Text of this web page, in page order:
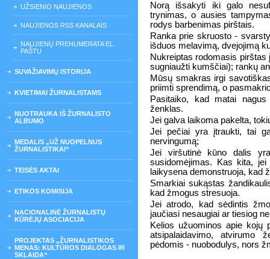
UŽSIENIO NAUJIENOS
NAUJIENOS RSS KANALAIS
NAUJIENŲ PRENUMERATA EL.
PAŠTU
SUVAŽIAVIMŲ ISTORIJA
KVIETIMAI ŽURNALISTAMS
NUOTRAUKA IŠ ŽURNALISTO
ALBUMO
MEDALIS „UŽ NUOPELNUS
ŽURNALISTIKAI“
TEISĖS AKTAI
ETIKOS KOMISIJA
NACIONALINĖ ŽURNALISTŲ
KŪRĖJŲ ASOCIACIJA
PROJEKTAS „ŽURNALISTIKOS
MENAS: KULTŪROS DIALOGAS IR
SKLAIDA“
Norą išsakyti iki galo
trynimas, o ausies
rodys barbenimas pirštais.
Ranka prie skruosto -
išduos melavimą, dvejojimą
Nukreiptas rodomasis
sugniaužti kumščiai); rankų
Mūsų smakras irgi
priimti sprendimą, o
Pasitaiko, kad matai nagus
ženklas.
Jei galva laikoma pakelta,
Jei pečiai yra įtraukti, tai
nervingumą;
Jei viršutinė kūno dalis
susidomėjimas. Kas kita,
laikysena demonstruoja, kad
Smarkiai sukąstas
kad žmogus stresuoja.
Jei atrodo, kad sėdintis
jaučiasi nesaugiai ar tiesiog
Kelios užuominos apie kojų
atsipalaidavimo, atvirumo
pėdomis - nuobodulys, nors